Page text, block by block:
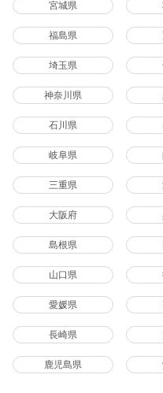
宮城県
福島県
埼玉県
神奈川県
石川県
岐阜県
三重県
大阪府
島根県
山口県
愛媛県
長崎県
鹿児島県